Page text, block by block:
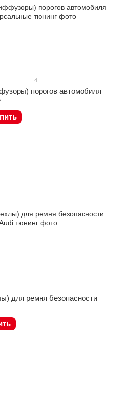
4
порогов автомобиля
для ремня безопасности